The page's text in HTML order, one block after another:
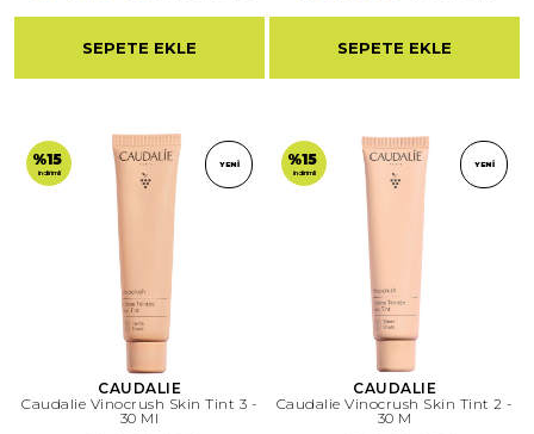
SEPETE EKLE SEPETE EKLE
%15
indirimli
YENI
CAUDALIE
Caudalie Vinocrush Skin Tint 3 -
30 Ml
%15
indirimli
YENI
CAUDALIE
Caudalie Vinocrush Skin Tint 2 -
30 M